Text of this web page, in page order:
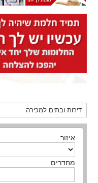
איזור
מחדרים